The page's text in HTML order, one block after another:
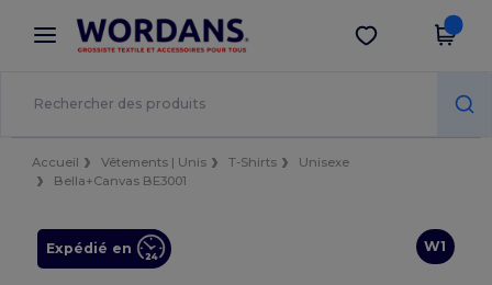
× Appli Wordans
Meilleurs prix sur l’app !
Obtenir l'appli
Accueil Vêtements | Unis T-Shirts
Unisexe
Bella+Canvas BE3001
W1
Expédié en